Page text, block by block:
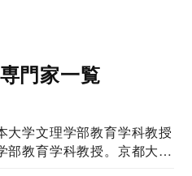
門家一覧
大学文理学部教育学科教授
部教育学科教授。京都大学